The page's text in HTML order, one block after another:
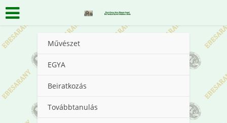
Művészet
EGYA
Beiratkozás
Továbbtanulás